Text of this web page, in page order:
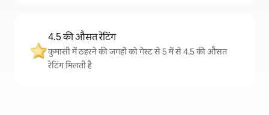
4.5 की औसत रेटिंग
कुमासी में ठहरने की जगहों को गेस्ट से 5 में से 4.5 की औसत
रेटिंग मिलती है